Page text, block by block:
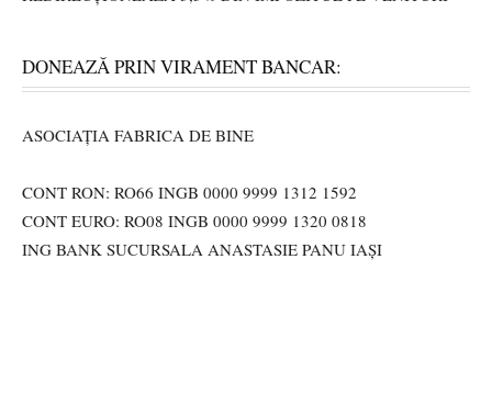
DONEAZĂ PRIN VIRAMENT BANCAR:
ASOCIAȚIA FABRICA DE BINE
CONT RON: RO66 INGB 0000 9999 1312 1592
CONT EURO: RO08 INGB 0000 9999 1320 0818
ING BANK SUCURSALA ANASTASIE PANU IAȘI